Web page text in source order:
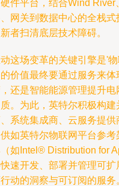
件平台，结合Wind
网关到数据中心的全栈
者扫清底层技术障碍。
这场变革的关键引擎是'
价值最终要通过服务来
还是智能能源管理提升
。为此，英特尔积极构
系统集成商、云服务提
如英特尔物联网平台参
如Intel® Distribution for
速开发、部署并管理可
动的洞察与可订阅的服务